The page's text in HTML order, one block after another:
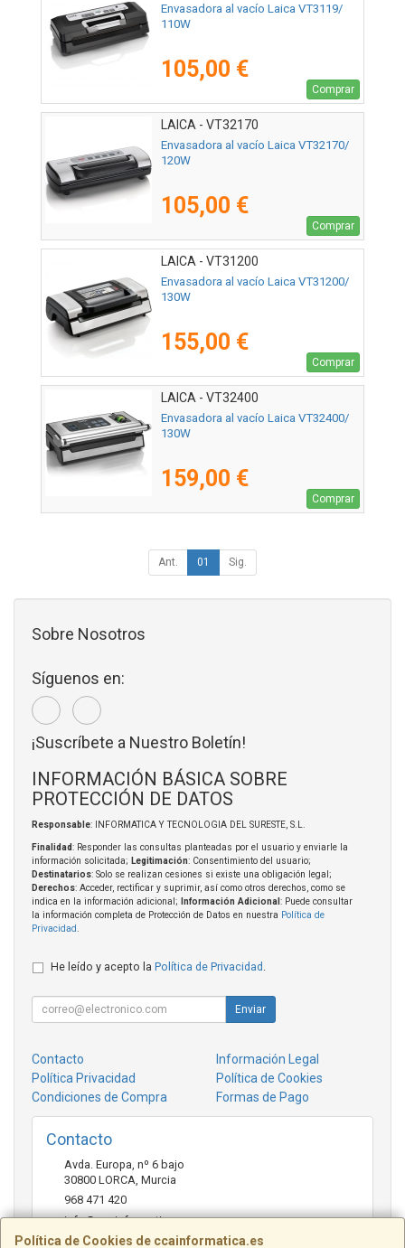
Envasadora al vacío Laica VT3119/
110W
105,00 €
Comprar
LAICA - VT32170
Envasadora al vacío Laica VT32170/
120W
105,00 €
Comprar
LAICA - VT31200
Envasadora al vacío Laica VT31200/
130W
155,00 €
Comprar
LAICA - VT32400
Envasadora al vacío Laica VT32400/
130W
159,00 €
Comprar
Ant. 01 Sig.
Política de Cookies de ccainformatica.es
Sobre Nosotros
Síguenos en:
¡Suscríbete a Nuestro Boletín!
INFORMACIÓN BÁSICA SOBRE
PROTECCIÓN DE DATOS
Responsable: INFORMATICA Y TECNOLOGIA DEL SURESTE, S.L.
Finalidad: Responder las consultas planteadas por el usuario y enviarle la
información solicitada; Legitimación: Consentimiento del usuario;
Destinatarios: Solo se realizan cesiones si existe una obligación legal;
Derechos: Acceder, rectificar y suprimir, así como otros derechos, como se
indica en la información adicional;
Información Adicional : Puede consultar
la información completa de Protección de Datos en nuestra Política de
Privacidad
He leído y acepto la Política de Privacidad
Enviar
Contacto
Información Legal
Política Privacidad
Política de Cookies
Condiciones de Compra
Formas de Pago
Contacto
Avda. Europa, nº 6 bajo
30800 LORCA Murcia
968 471 420
info@ccainformatica.es